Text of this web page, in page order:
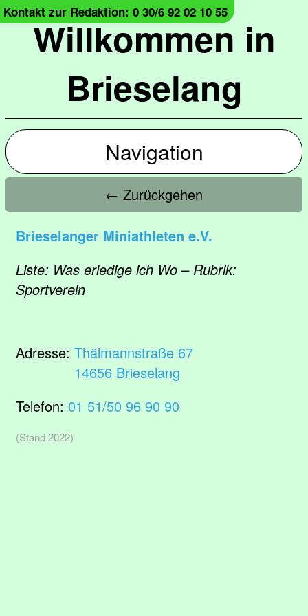
Willkommen in
Brieselang
Kontakt zur Redaktion: 0 30/6 92 02 10 55
Navigation
← Zurückgehen
Brieselanger Miniathleten e.V.
Liste: Was erledige ich Wo – Rubrik:
Sportverein
Adresse: Thälmannstraße 67
14656 Brieselang
Telefon: 01 51/50 96 90 90
(Stand 2022)